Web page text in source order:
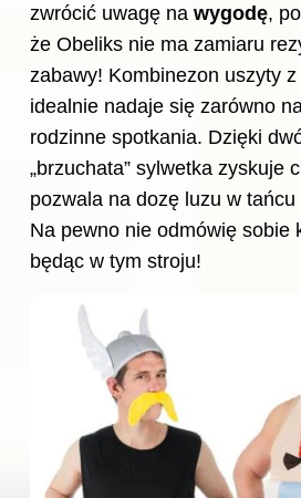
zwrócić uwagę na wygodę,
że Obeliks nie ma zamiaru
zabawy! Kombinezon uszyty z
idealnie nadaje się zarówno
rodzinne spotkania. Dzięki
„brzuchata” sylwetka zyskuje
pozwala na dozę luzu w
Na pewno nie odmówię sobie
będąc w tym stroju!